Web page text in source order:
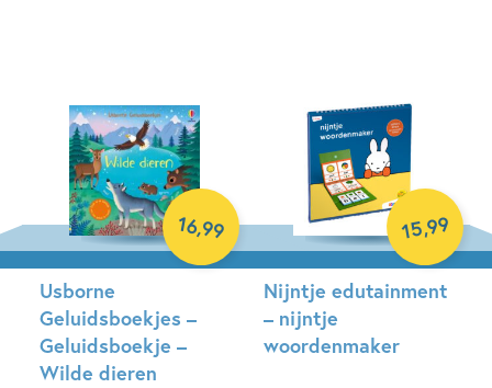
Usborne
Geluidsboekjes –
Geluidsboekje –
Wilde dieren
16,99
Nijntje edutainment
– nijntje
woordenmaker
15,99